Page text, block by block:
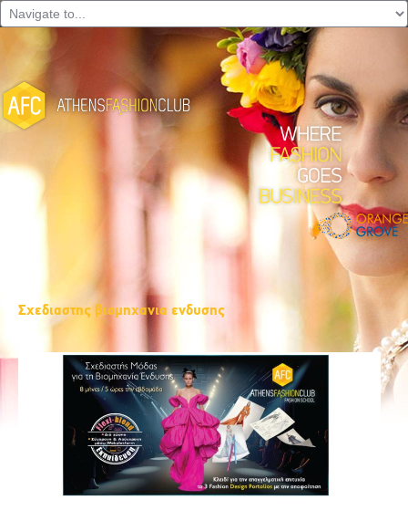
Σχεδιαστης βιομηχανια ενδυσης